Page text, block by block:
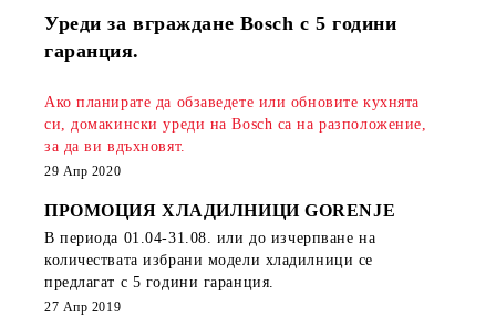
Уреди за вграждане Bosch с 5 години
гаранция.
Ако планирате да обзаведете или обновите кухнята
си, домакински уреди на Bosch са на разположение,
за да ви вдъхновят.
29 Апр 2020
ПРОМОЦИЯ ХЛАДИЛНИЦИ GORENJE
В периода 01.04-31.08. или до изчерпване на
количествата избрани модели хладилници се
предлагат с 5 години гаранция.
27 Апр 2019